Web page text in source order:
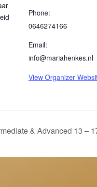
Phone:
0646274166
Email:
info@mariahenkes.nl
View Organizer
& Advanced 13 –